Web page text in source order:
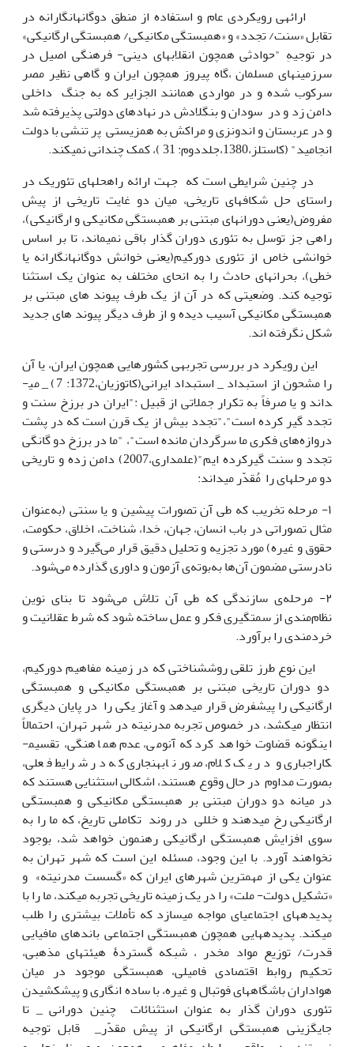
­ ارائه­ی رویکردی عام و استفاده از منطق دوگانه­انگارانه در
تقابل «سنت/ تجدد» و «همبستگی مکانیکی/ همبستگی ارگانیکی»
در توجیهِ "حوادثی همچون انقلابهای دینی- فرهنگی اصیل در
سرزمینهای مسلمان ،گاه پیروز همچون ایران و گاهی نظیر مصر
سرکوب شده و در مواردی همانند الجزایر که به جنگ داخلی
دامن زد و در سودان و بنگلادش در نهادهای دولتی پذیرفته شد
و در عربستان و اندونزی و مراکش به همزیستی پر تنشی با دو­لت
انجامید" (کاستلز،1380،جلددوم: 31 )، کمک چندانی نمی­کند.
در چنین شرایطی است که جهت ارائه راه­حل­های تئوریک در
راستای حل شکاف­های تاریخی، میان دو غایت تاریخی از پیش
مفروض(یعنی دورانهای مبتنی بر همبستگی مکانیکی و ارگانیکی)،
راهی جز توسل به تئوری دوران گذار باقی نمی­ماند، تا بر اساس
خوانشی خاص از تئوری دورکیم(یعنی خوانش دوگانه­انگارانه یا
خطی)، بحرانهای حادث را به انحای مختلف به عنوان یک استثنا
توجیه کند. وضعیتی که در آن از یک طرف پیوند های مبتنی بر
همبستگی مکانیکی آسیب دیده و از طرف دیگر پیوند های جدید
شکل نگرفته اند.
این رویکرد در بررسی تجربه­ی کشورهایی همچون ایران، یا آن
را مشحون از استبداد _ استبداد ایرانی(کاتوزیان،1372: 7) _ می­
داند و یا صر­فاً به تکرار جملاتی از قبیل :"ایران در برزخ سنت و
تجدد گیر کرده است"،"تجدد بیش از یک قرن است که در پشت
دروازه‌های فکری ما سرگردان مانده است"، "ما در برزخ دو گانگی
تجدد و سنت گیرکرده ایم"(علمداری،2007) دامن زده و تاریخی
دو مرحله­ای را مُقدّر می­داند:
۱- مرحله تخریب که طی آن تصورات پیشین و یا سنتی (به‌عنوان
مثال تصوراتی در باب انسان، جهان، خدا، شناخت، اخلاق، حکومت،
حقوق و غیره) مورد تجزیه و تحلیل دقیق قرار می‌گیرد و درستی و
نادرستی مضمون آن‌ها به‌بوته‌ی آزمون و داوری گذارده ‌می‌شود.
۲- مرحله‌ی سازندگی که طی آن تلاش می‌شود تا بنای نوین
نظام‌مندی از سمتگیری فکر و عمل ساخته شود که شرط عقلانیت و
خردمندی را برآورد.
این نوع طرز تلقی روش­شناختی که در زمینه مفاهیم دورکیم،
دو دوران تاریخی مبتنی بر همبستگی مکانیکی و همبستگی
ارگانیکی را پیشفرض قرار می­دهد و آغاز یکی را در پایان دیگری
انتظار می­کشد، در خصوص تجربه مدرنیته در شهر تهران، احتمالاً
اینگونه قضاوت خواهد کرد که آنومی، عدم هماهنگی، تقسیم­
کاراجباری و در یک کلام، صور نابهنجاری که در شرایط فعلی،
بصورت مداوم در حال وقوع هستند، اشکالی استثنایی هستند که
در میانه دو دوران مبتنی بر همبستگی مکانیکی و همبستگی
ارگانیکی رخ می­دهند و خللی در روند تکاملی تاریخ، که ما را به
سوی افزایش همبستگی ارگانیکی رهنمون خواهد ­شد، بوجود
نخواهند آورد. با این وجود، مسئله این است که شهر تهران به
عنوان یکی از مهمترین شهرهای ایران که «گسست مدرنیته» و
«تشکیل دولت- ملت» را در یک زمینه تاریخی تجربه می­کند، ما را با
پدیده­های اجتماعی­ای مواجه می­سازد که تأملات بیشتری را طلب
می­کند. پدیده­هایی همچون همبستگی اجتماعی باند­های مافیایی
قدرت/ توزیع مواد مخدر ، شبکه گستردۀ هیئت­های مذهبی،
تحکیم روابط اقتصادی فامیلی، همبستگی موجود در میان
هواداران باشگاههای فوتبال و غیره، با ساده انگاری و پیش­کشیدن
تئوری دوران گذار به عنوان استثنائات چنین دورانی _ تا
جایگزینی همبستگی ارگانیکی از پیش مقدّر_ قابل توجیه